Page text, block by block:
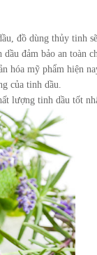
đồ dùng thủy tinh
đảm bảo an toàn
mỹ phẩm hiện
của tinh dầu.
lượng tinh dầu tốt